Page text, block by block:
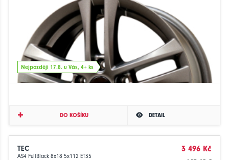
Nejpozději 17.8. u Vás, 4+ ks
DO KOŠÍKU DETAIL
TEC
AS4 FullBlack 8x18 5x112 ET35
3 496 Kč